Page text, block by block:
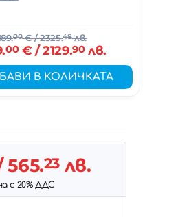
00€/ 2325.48лв.
00€ / 2129.90лв.
В КОЛИЧКАТА
23лв.
с 20% ДДС